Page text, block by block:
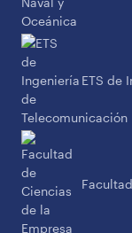
ETS de